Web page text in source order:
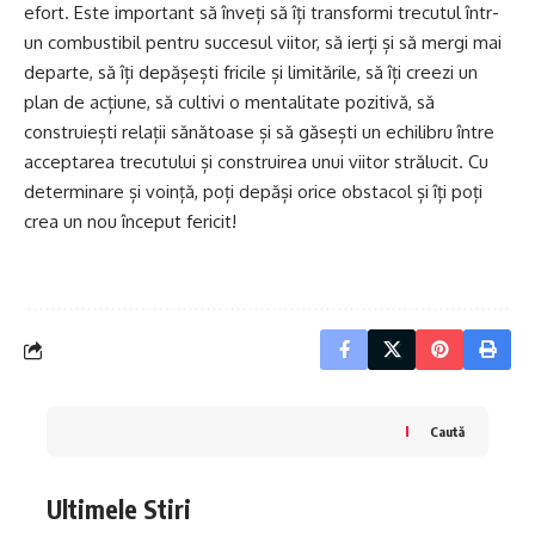
efort. Este important să înveți să îți transformi trecutul într-
un combustibil pentru succesul viitor, să ierți și să mergi mai
departe, să îți depășești fricile și limitările, să îți creezi un
plan de acțiune, să cultivi o mentalitate pozitivă, să
construiești relații sănătoase și să găsești un echilibru între
acceptarea trecutului și construirea unui viitor strălucit. Cu
determinare și voință, poți depăși orice obstacol și îți poți
crea un nou început fericit!
Caută
Ultimele Stiri